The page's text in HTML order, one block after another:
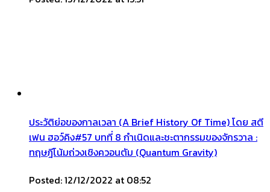
ประวัติย่อของกาลเวลา (A Brief History Of Time) โดย สตี
เฟน ฮอว์คิง#57 บทที่ 8 กำเนิดและชะตากรรมของจักรวาล :
ทฤษฎีโน้มถ่วงเชิงควอนตัม (Quantum Gravity)
Posted: 12/12/2022 at 08:52